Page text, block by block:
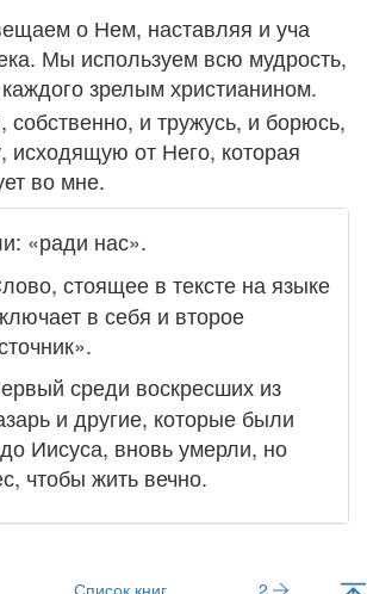
о Нем, наставляя и уча
Мы используем всю мудрость,
зрелым христианином.
собственно, и тружусь, и борюсь,
исходящую от Него, которая
во мне.
«ради нас».
стоящее в тексте на языке
в себя и второе
среди воскресших из
и другие, которые были
Иисуса, вновь умерли, но
чтобы жить вечно.